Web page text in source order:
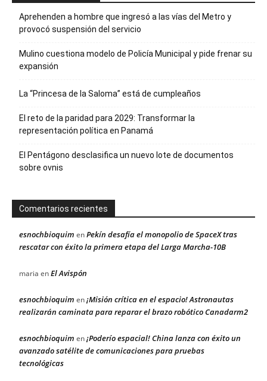
Aprehenden a hombre que ingresó a las vías del Metro y
provocó suspensión del servicio
Mulino cuestiona modelo de Policía Municipal y pide frenar su
expansión
La “Princesa de la Saloma” está de cumpleaños
El reto de la paridad para 2029: Transformar la
representación política en Panamá
El Pentágono desclasifica un nuevo lote de documentos
sobre ovnis
Comentarios recientes
esnochbioquim enPekín desafía el monopolio de SpaceX tras
rescatar con éxito la primera etapa del Larga Marcha-10B
maria enEl Avispón
esnochbioquim en¡Misión crítica en el espacio! Astronautas
realizarán caminata para reparar el brazo robótico Canadarm2
esnochbioquim en¡Poderío espacial! China lanza con éxito un
avanzado satélite de comunicaciones para pruebas
tecnológicas